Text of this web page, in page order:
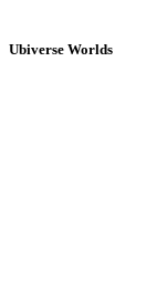
Ubiverse Worlds